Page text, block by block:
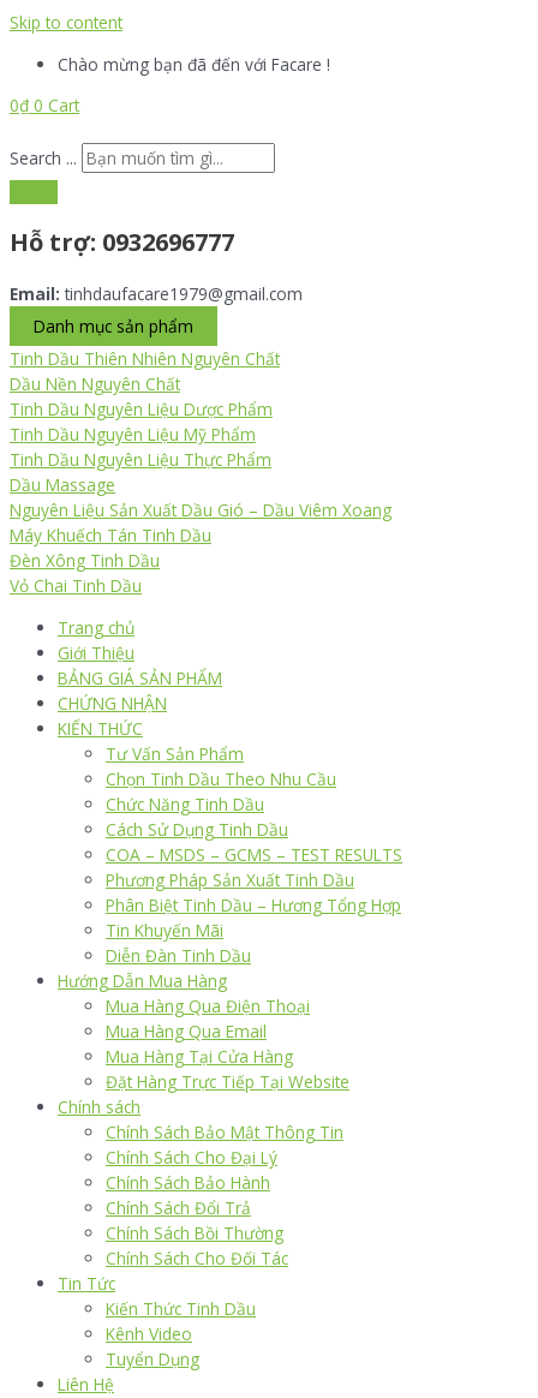
Skip to content
Chào mừng bạn đã đến với Facare !
0₫ 0 Cart
Search ...
Hỗ trợ: 0932696777
Email: tinhdaufacare1979@gmail.com
Danh mục sản phẩm
Tinh Dầu Thiên Nhiên Nguyên Chất
Dầu Nền Nguyên Chất
Tinh Dầu Nguyên Liệu Dược Phẩm
Tinh Dầu Nguyên Liệu Mỹ Phẩm
Tinh Dầu Nguyên Liệu Thực Phẩm
Dầu Massage
Nguyên Liệu Sản Xuất Dầu Gió – Dầu Viêm Xoang
Máy Khuếch Tán Tinh Dầu
Đèn Xông Tinh Dầu
Vỏ Chai Tinh Dầu
Trang chủ
Giới Thiệu
BẢNG GIÁ SẢN PHẨM
CHỨNG NHẬN
KIẾN THỨC
Tư Vấn Sản Phẩm
Chọn Tinh Dầu Theo Nhu Cầu
Chức Năng Tinh Dầu
Cách Sử Dụng Tinh Dầu
COA – MSDS – GCMS – TEST RESULTS
Phương Pháp Sản Xuất Tinh Dầu
Phân Biệt Tinh Dầu – Hương Tổng Hợp
Tin Khuyến Mãi
Diễn Đàn Tinh Dầu
Hướng Dẫn Mua Hàng
Mua Hàng Qua Điện Thoại
Mua Hàng Qua Email
Mua Hàng Tại Cửa Hàng
Đặt Hàng Trực Tiếp Tại Website
Chính sách
Chính Sách Bảo Mật Thông Tin
Chính Sách Cho Đại Lý
Chính Sách Bảo Hành
Chính Sách Đổi Trả
Chính Sách Bồi Thường
Chính Sách Cho Đối Tác
Tin Tức
Kiến Thức Tinh Dầu
Kênh Video
Tuyển Dụng
Liên Hệ